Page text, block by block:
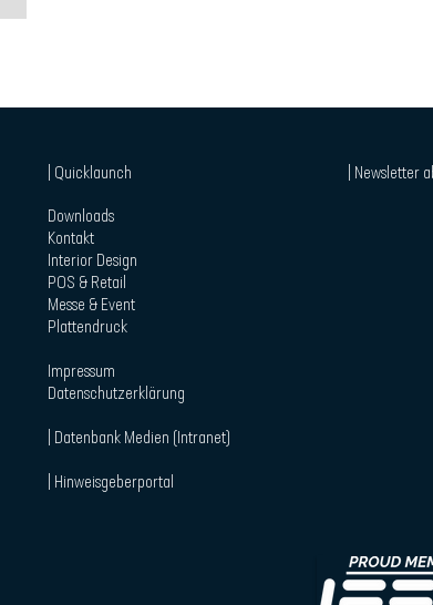
| Quicklaunch
Downloads
Kontakt
Interior Design
POS & Retail
Messe & Event
Plattendruck
Impressum
Datenschutzerklärung
| Datenbank Medien (Intranet)
| Hinweisgeberportal
| Newsletter